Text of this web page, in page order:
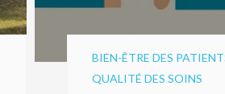
BIEN-ÊTRE DES
QUALITÉ DES SOINS